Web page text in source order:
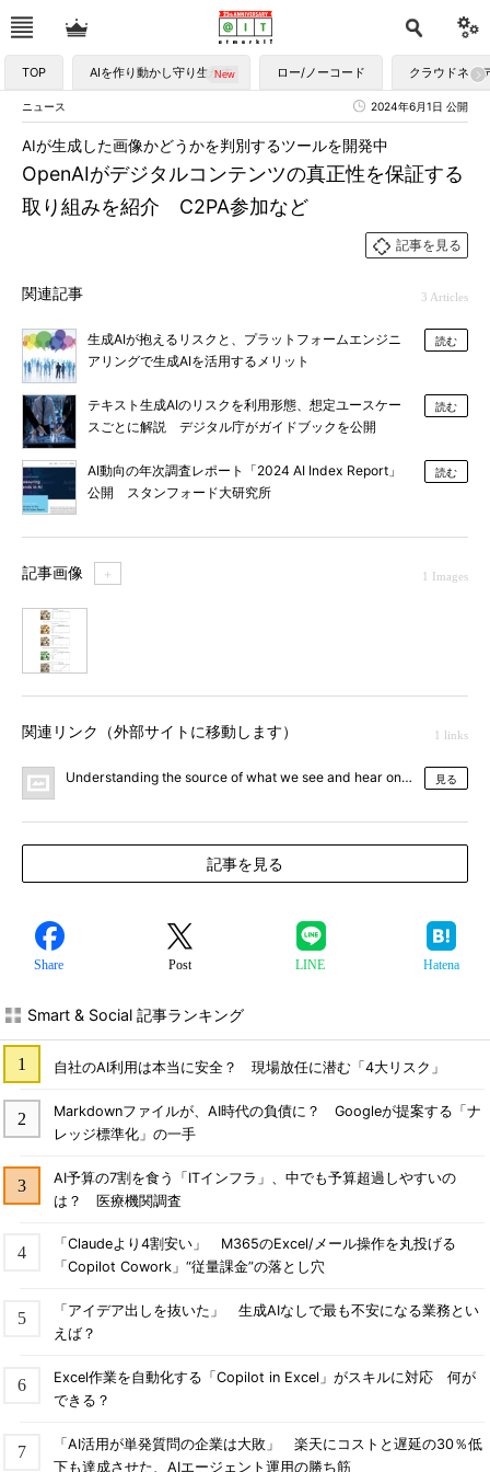
TOP AIを作り動かし守り生かす ロー/ノーコード クラウドネイ
ニュース 2024年6月1日 公開
OpenAIがデジタルコンテンツの真正性を保証する
取り組みを紹介 C2PA参加など
AIが生成した画像かどうかを判別するツールを開発中
記事を見る
関連記事 3 Articles
生成AIが抱えるリスクと、プラットフォームエンジニ
アリングで生成AIを活用するメリット
読む
テキスト生成AIのリスクを利用形態、想定ユースケー
スごとに解説 デジタル庁がガイドブックを公開
読む
AI動向の年次調査レポート「2024 AI Index Report」
公開 スタンフォード大研究所
読む
記事画像 ＋ 1 Images
関連リンク（外部サイトに移動します） 1 links
Understanding the source of what we see and hear online 見る
記事を見る
Share Post LINE Hatena
Smart & Social 記事ランキング
自社のAI利用は本当に安全？ 現場放任に潜む「4大リスク」
Markdownファイルが、AI時代の負債に？ Googleが提案する「ナ
レッジ標準化」の一手
AI予算の7割を食う「ITインフラ」、中でも予算超過しやすいの
は？ 医療機関調査
「Claudeより4割安い」 M365のExcel/メール操作を丸投げる
「Copilot Cowork」“従量課金”の落とし穴
「アイデア出しを抜いた」 生成AIなしで最も不安になる業務とい
えば？
Excel作業を自動化する「Copilot in Excel」がスキルに対応 何が
できる？
「AI活用が単発質問の企業は大敗」 楽天にコストと遅延の30％低
下も達成させた、AIエージェント運用の勝ち筋